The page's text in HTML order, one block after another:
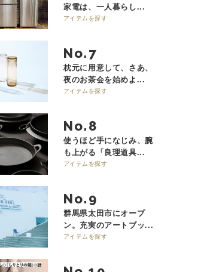
家電は、一人暮らし...
アイテムを探す
No.
枕元に用意して、さあ、
夜のお茶会を始めよ...
アイテムを探す
No.
使うほど手になじみ、腕
も上がる「良理道具...
アイテムを探す
No.
群馬県太田市にオープ
ン。充実のアートブッ...
アイテムを探す